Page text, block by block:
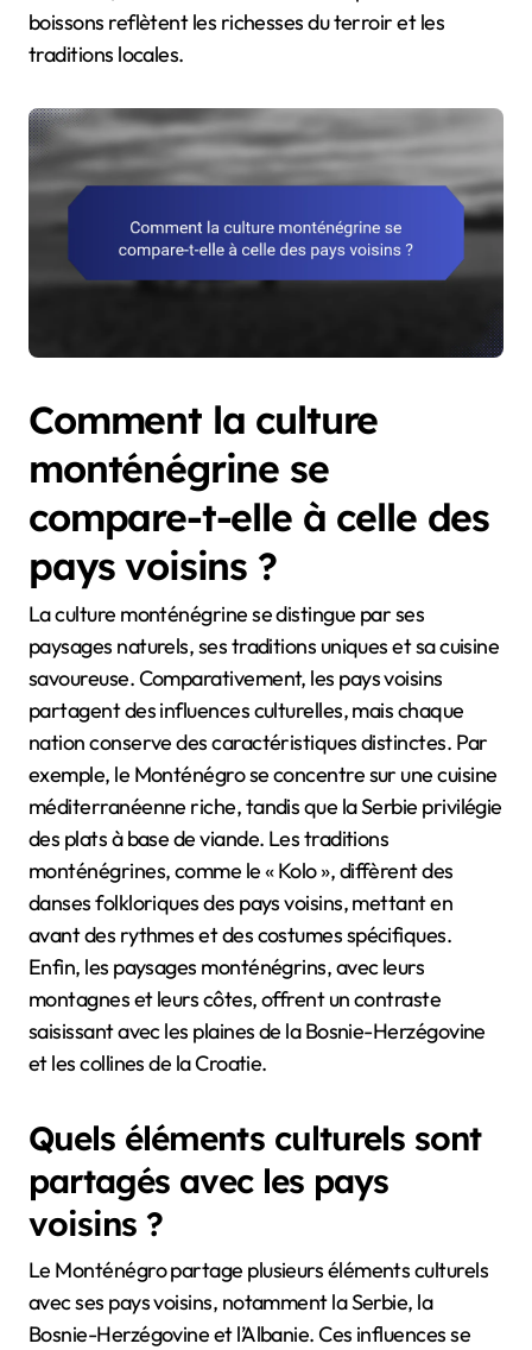
boissons reflètent les richesses du terroir et les
traditions locales.
Comment la culture
monténégrine se
compare-t-elle à celle des
pays voisins ?
La culture monténégrine se distingue par ses
paysages naturels, ses traditions uniques et sa cuisine
savoureuse. Comparativement, les pays voisins
partagent des influences culturelles, mais chaque
nation conserve des caractéristiques distinctes. Par
exemple, le Monténégro se concentre sur une cuisine
méditerranéenne riche, tandis que la Serbie privilégie
des plats à base de viande. Les traditions
monténégrines, comme le « Kolo », diffèrent des
danses folkloriques des pays voisins, mettant en
avant des rythmes et des costumes spécifiques.
Enfin, les paysages monténégrins, avec leurs
montagnes et leurs côtes, offrent un contraste
saisissant avec les plaines de la Bosnie-Herzégovine
et les collines de la Croatie.
Quels éléments culturels sont
partagés avec les pays
voisins ?
Le Monténégro partage plusieurs éléments culturels
avec ses pays voisins, notamment la Serbie, la
Bosnie-Herzégovine et l’Albanie. Ces influences se